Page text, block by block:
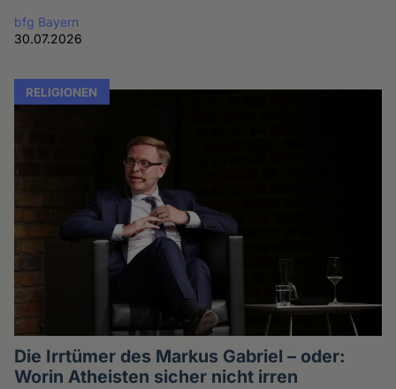
bfg Bayern
30.07.2026
RELIGIONEN
Die Irrtümer des Markus Gabriel – oder:
Worin Atheisten sicher nicht irren